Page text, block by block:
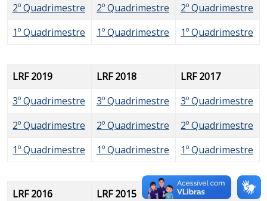
2º Quadrimestre
2º Quadrimestre
2º Quadrimestre
1º Quadrimestre
1º Quadrimestre 1º Quadrimestre
LRF 2019 LRF 2018
LRF 2017
3º Quadrimestre
3º Quadrimestre
3º Quadrimestre
2º Quadrimestre
2º Quadrimestre
2º Quadrimestre
1º Quadrimestre
1º Quadrimestre 1º Quadrimestre
LRF 2016 LRF 2015
LRF 2014